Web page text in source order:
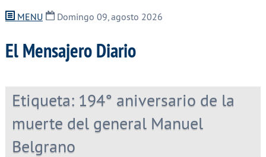
MENU Domingo 09, agosto 2026
El Mensajero Diario
Etiqueta: 194° aniversario de la
muerte del general Manuel
Belgrano